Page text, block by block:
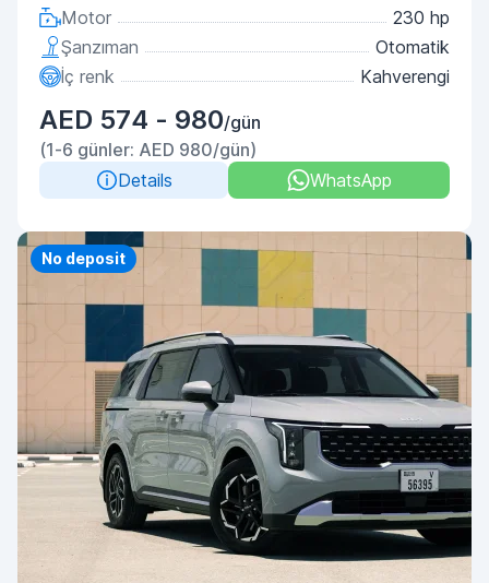
Motor
230 hp
Şanzıman
Otomatik
İç renk
Kahverengi
AED 574 - 980/gün
(1-6 günler: AED 980/gün)
Details
WhatsApp
No deposit